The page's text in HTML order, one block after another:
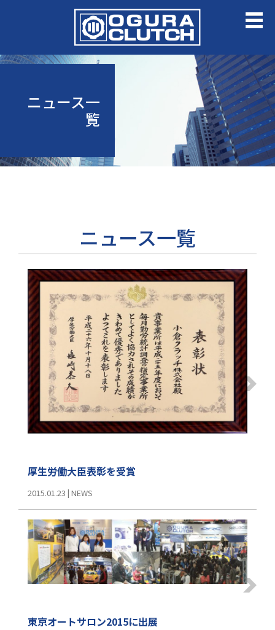
ニュース一
覧
ニュース一覧
厚生労働大臣表彰を受賞
2015.01.23 | NEWS
東京オートサロン2015に出展